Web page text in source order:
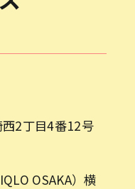
ります。
2丁目4番12号
OSAKA）横